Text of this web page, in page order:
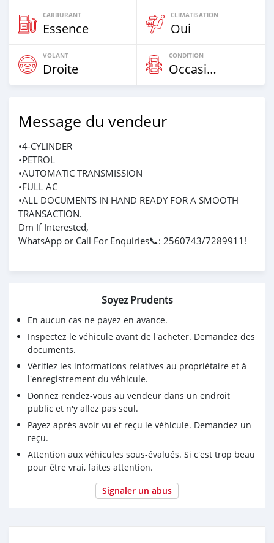
CARBURANT
Essence
CLIMATISATION
Oui
VOLANT
Droite
CONDITION
Occasion
Message du vendeur
•4-CYLINDER
•PETROL
•AUTOMATIC TRANSMISSION
•FULL AC
•ALL DOCUMENTS IN HAND READY FOR A SMOOTH
TRANSACTION.
Dm If Interested,
WhatsApp or Call For Enquiries📞: 2560743/7289911!
Soyez Prudents
En aucun cas ne payez en avance.
Inspectez le véhicule avant de l'acheter. Demandez des
documents.
Vérifiez les informations relatives au propriétaire et à
l'enregistrement du véhicule.
Donnez rendez-vous au vendeur dans un endroit
public et n'y allez pas seul.
Payez après avoir vu et reçu le véhicule. Demandez un
reçu.
Attention aux véhicules sous-évalués. Si c'est trop beau
pour être vrai, faites attention.
Signaler un abus